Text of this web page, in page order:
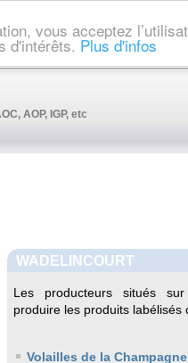
vous acceptez
d'intérêts. Plus d'infos
AOP, IGP, etc
WADELINCOURT
Les producteurs situés
produire les produits labélisés
Volailles de la Champagne